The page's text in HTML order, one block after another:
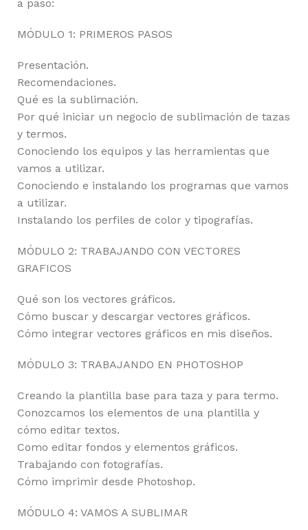
a paso:
MÓDULO 1: PRIMEROS PASOS
Presentación.
Recomendaciones.
Qué es la sublimación.
Por qué iniciar un negocio de sublimación de tazas
y termos.
Conociendo los equipos y las herramientas que
vamos a utilizar.
Conociendo e instalando los programas que vamos
a utilizar.
Instalando los perfiles de color y tipografías.
MÓDULO 2: TRABAJANDO CON VECTORES
GRAFICOS
Qué son los vectores gráficos.
Cómo buscar y descargar vectores gráficos.
Cómo integrar vectores gráficos en mis diseños.
MÓDULO 3: TRABAJANDO EN PHOTOSHOP
Creando la plantilla base para taza y para termo.
Conozcamos los elementos de una plantilla y
cómo editar textos.
Como editar fondos y elementos gráficos.
Trabajando con fotografías.
Cómo imprimir desde Photoshop.
MÓDULO 4: VAMOS A SUBLIMAR